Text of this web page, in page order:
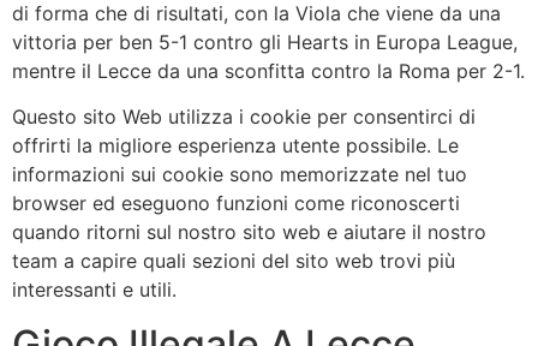
di forma che di risultati, con la Viola che viene da una
vittoria per ben 5-1 contro gli Hearts in Europa League,
mentre il Lecce da una sconfitta contro la Roma per 2-1.
Questo sito Web utilizza i cookie per consentirci di
offrirti la migliore esperienza utente possibile. Le
informazioni sui cookie sono memorizzate nel tuo
browser ed eseguono funzioni come riconoscerti
quando ritorni sul nostro sito web e aiutare il nostro
team a capire quali sezioni del sito web trovi più
interessanti e utili.